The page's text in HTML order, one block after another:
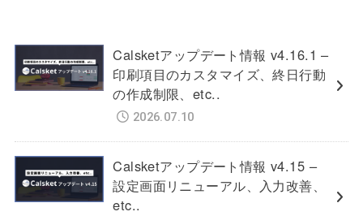
Calsketアップデート情報 v4.16.1 –
印刷項目のカスタマイズ、終日行動
の作成制限、etc..
2026.07.10
Calsketアップデート情報 v4.15 –
設定画面リニューアル、入力改善、
etc..